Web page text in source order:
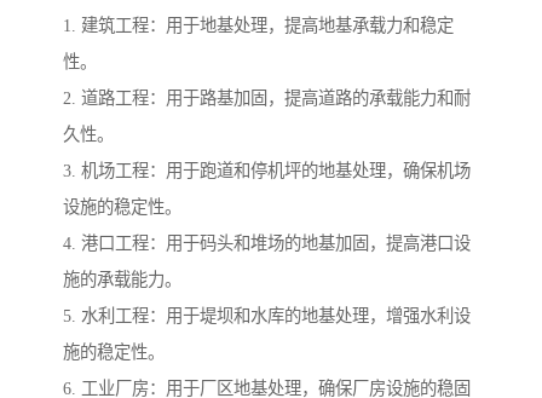
1. 建筑工程：用于地基处理，提高地基承载力和稳定
性。
2. 道路工程：用于路基加固，提高道路的承载能力和耐
久性。
3. 机场工程：用于跑道和停机坪的地基处理，确保机场
设施的稳定性。
4. 港口工程：用于码头和堆场的地基加固，提高港口设
施的承载能力。
5. 水利工程：用于堤坝和水库的地基处理，增强水利设
施的稳定性。
6. 工业厂房：用于厂区地基处理，确保厂房设施的稳固